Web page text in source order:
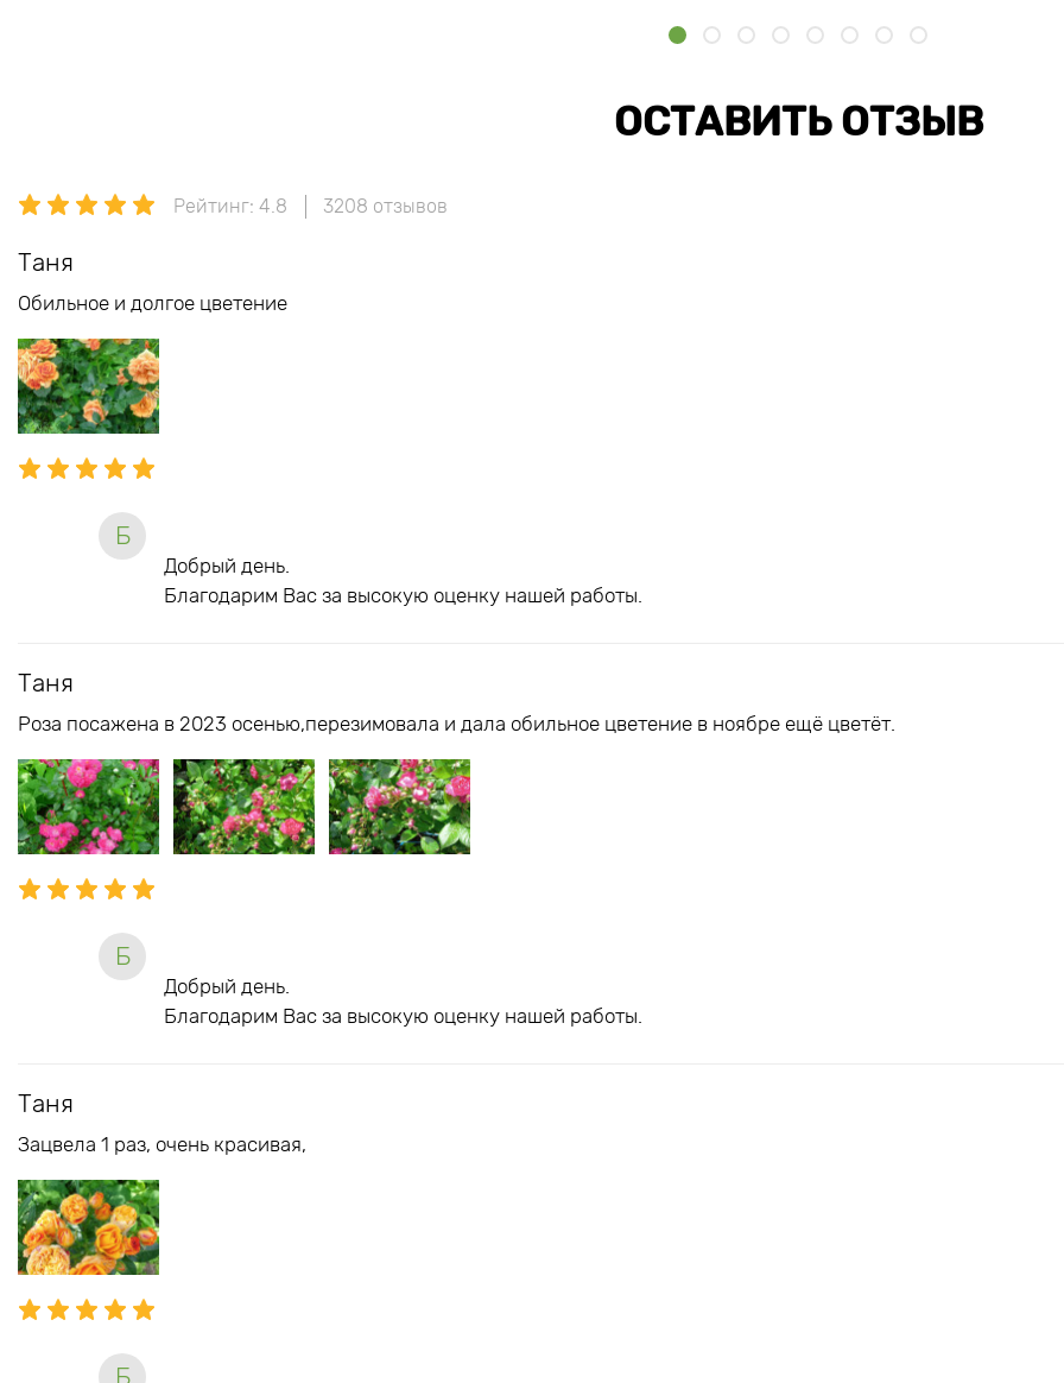
ОСТАВИТЬ ОТЗЫВ
Рейтинг: 4.8 3208 отзывов
Таня
Обильное и долгое цветение
Б
Добрый день.
Благодарим Вас за высокую оценку нашей работы.
Таня
Роза посажена в 2023 осенью,перезимовала и дала обильное цветение в ноябре ещё цветёт.
Б
Добрый день.
Благодарим Вас за высокую оценку нашей работы.
Таня
Зацвела 1 раз, очень красивая,
Б